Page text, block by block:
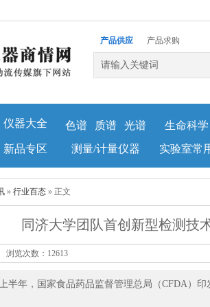
产品供应
产品求购
企业库
仪器大全 色谱 质谱 光谱
生命科学
新品专区
测量/计量仪器 实验室常
» 行业百态 » 正文
同济大学团队首创新型检测技
浏览次数： 12613
半年，国家食品药品监督管理总局（CFDA）